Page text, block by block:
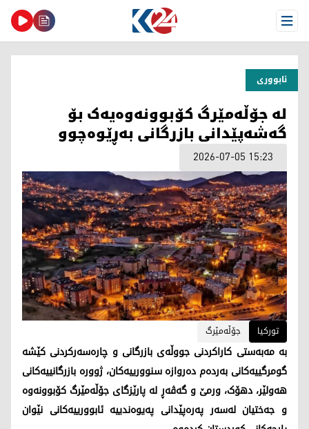
Open Menu
ئابووری
لە جۆڵەمێرگ کۆبوونەوەیەک بۆ
گەشەپێدانی بازرگانی بەڕێوەچوو
2026-07-05 15:23
تورکیا جۆڵەمێرگ
بە مەبەستی کاراکردنی جووڵەی بازرگانی و چارەسەرکردنی کێشە
گومرگییەکانی بەردەم دەروازە سنوورییەکان، ژوورە بازرگانییەکانی
هەولێر، دهۆک، ورمێ و گەڤەڕ لە پارێزگای جۆڵەمێرگ کۆبوونەوە
و جەختیان لەسەر پەرەپێدانی پەیوەندییە ئابوورییەکانی نێوان